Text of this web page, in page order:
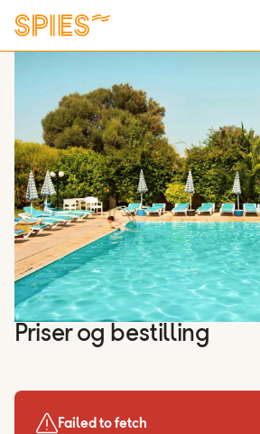
Vis billeder
Priser og bestilling
Failed to fetch